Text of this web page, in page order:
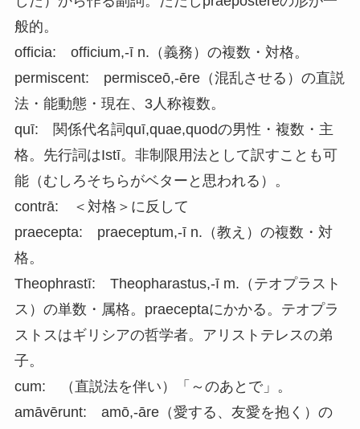
般的。
officia: officium,-ī n.（義務）の複数・対格。
permiscent: permisceō,-ēre（混乱させる）の直説
法・能動態・現在、3人称複数。
quī: 関係代名詞quī,quae,quodの男性・複数・主
格。先行詞はIstī。非制限用法として訳すことも可
能（むしろそちらがベターと思われる）。
contrā: ＜対格＞に反して
praecepta: praeceptum,-ī n.（教え）の複数・対
格。
Theophrastī: Theopharastus,-ī m.（テオプラスト
ス）の単数・属格。praeceptaにかかる。テオプラ
ストスはギリシアの哲学者。アリストテレスの弟
子。
cum: （直説法を伴い）「～のあとで」。
amāvērunt: amō,-āre（愛する、友愛を抱く）の